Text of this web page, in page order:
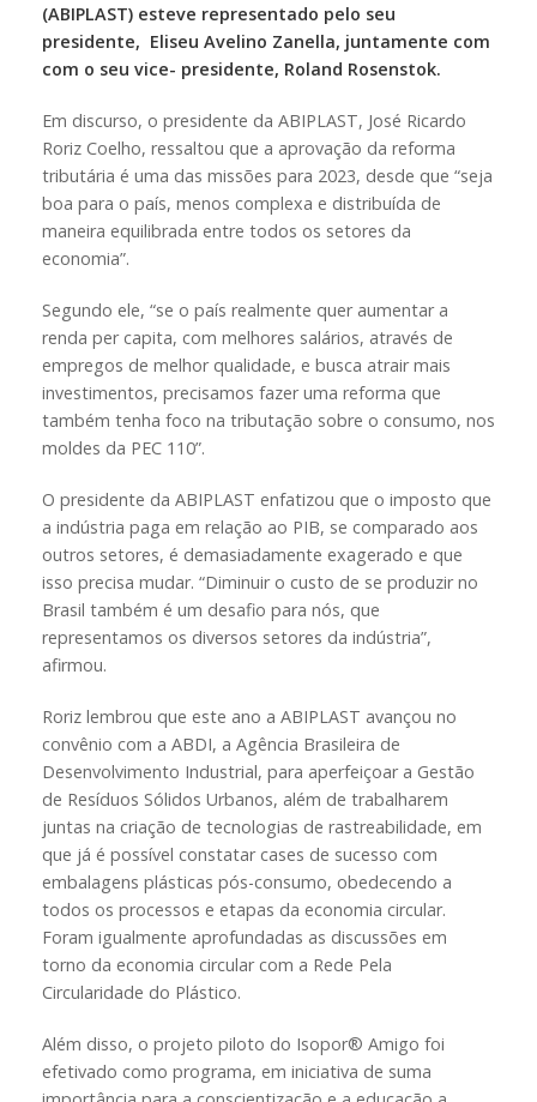
(ABIPLAST) esteve representado pelo seu
presidente, Eliseu Avelino Zanella, juntamente com
com o seu vice- presidente, Roland Rosenstok.
Em discurso, o presidente da ABIPLAST, José Ricardo
Roriz Coelho, ressaltou que a aprovação da reforma
tributária é uma das missões para 2023, desde que “seja
boa para o país, menos complexa e distribuída de
maneira equilibrada entre todos os setores da
economia”.
Segundo ele, “se o país realmente quer aumentar a
renda per capita, com melhores salários, através de
empregos de melhor qualidade, e busca atrair mais
investimentos, precisamos fazer uma reforma que
também tenha foco na tributação sobre o consumo, nos
moldes da PEC 110”.
O presidente da ABIPLAST enfatizou que o imposto que
a indústria paga em relação ao PIB, se comparado aos
outros setores, é demasiadamente exagerado e que
isso precisa mudar. “Diminuir o custo de se produzir no
Brasil também é um desafio para nós, que
representamos os diversos setores da indústria”,
afirmou.
Roriz lembrou que este ano a ABIPLAST avançou no
convênio com a ABDI, a Agência Brasileira de
Desenvolvimento Industrial, para aperfeiçoar a Gestão
de Resíduos Sólidos Urbanos, além de trabalharem
juntas na criação de tecnologias de rastreabilidade, em
que já é possível constatar cases de sucesso com
embalagens plásticas pós-consumo, obedecendo a
todos os processos e etapas da economia circular.
Foram igualmente aprofundadas as discussões em
torno da economia circular com a Rede Pela
Circularidade do Plástico.
Além disso, o projeto piloto do Isopor® Amigo foi
efetivado como programa, em iniciativa de suma